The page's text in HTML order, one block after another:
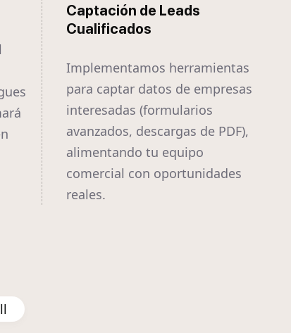
Captación de Leads
Cualificados
Implementamos herramientas
para captar datos de empresas
interesadas (formularios
avanzados, descargas de PDF),
alimentando tu equipo
comercial con oportunidades
reales.